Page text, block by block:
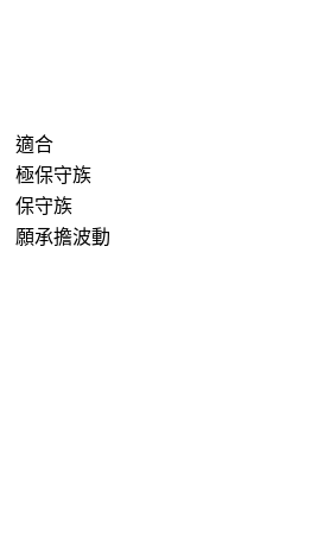
適合
極保守族
保守族
願承擔波動